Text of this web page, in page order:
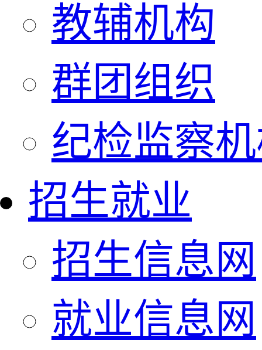
教辅机构
群团组织
纪检监察
招生就业
招生信息网
就业信息网